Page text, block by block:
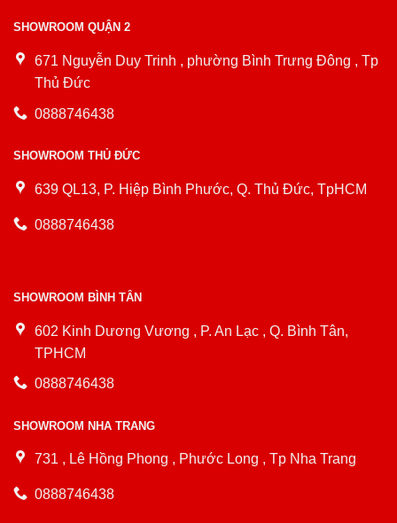
SHOWROOM QUẬN 2
671 Nguyễn Duy Trinh , phường Bình Trưng Đông , Tp
Thủ Đức
0888746438
SHOWROOM THỦ ĐỨC
639 QL13, P. Hiệp Bình Phước, Q. Thủ Đức, TpHCM
0888746438
SHOWROOM BÌNH TÂN
602 Kinh Dương Vương , P. An Lạc , Q. Bình Tân,
TPHCM
0888746438
SHOWROOM NHA TRANG
731 , Lê Hồng Phong , Phước Long , Tp Nha Trang
0888746438